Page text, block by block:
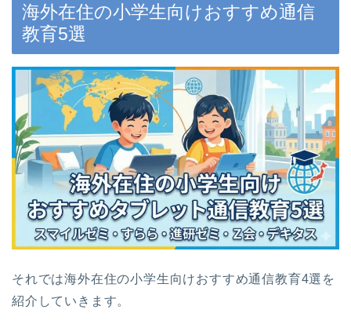
海外在住の小学生向けおすすめ通信
教育5選
それでは海外在住の小学生向けおすすめ通信教育4選を
紹介していきます。